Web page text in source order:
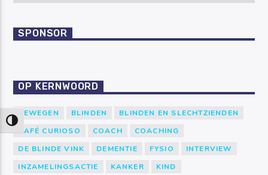
Keuze voor hoog contrast
SPONSOR
OP KERNWOORD
BEWEGEN BLINDEN
BLINDEN EN SLECHTZIENDEN
CAFÉ CURIOSO
COACH
COACHING
DE BLINDE VINK
DEMENTIE FYSIO
INTERVIEW
INZAMELINGSACTIE
KANKER
KIND